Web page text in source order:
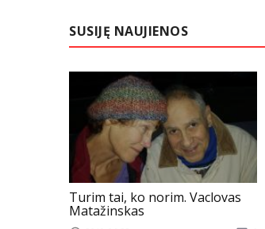
SUSIJĘ NAUJIENOS
Turim tai, ko norim. Vaclovas
Matažinskas